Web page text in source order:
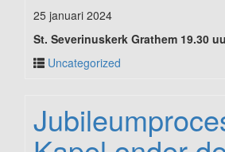
25 januari 2024
St. Severinuskerk Grathem 19.30
Uncategorized